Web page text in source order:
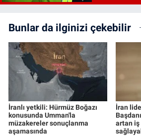
Bunlar da ilginizi çekebilir
İranlı yetkili: Hürmüz Boğazı
konusunda Umman'la
müzakereler sonuçlanma
aşamasında
İran
artan